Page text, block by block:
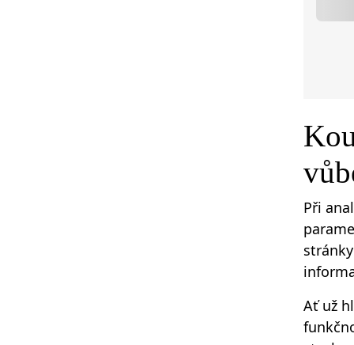
Při
Ať už